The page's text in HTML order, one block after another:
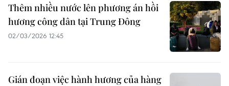
Thêm nhiều nước lên phương án hồi
hương công dân tại Trung Đông
02/03/2026 12:45
Gián đoạn việc hành hương của hàng